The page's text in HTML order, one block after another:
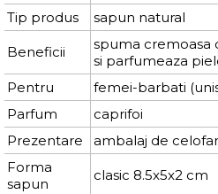
Tip produs sapun natural
Beneficii
spuma cremoasa
si parfumeaza
Pentru
femei-barbati
Parfum
caprifoi
Prezentare
ambalaj de
Forma
sapun
clasic 8.5x5x2 cm